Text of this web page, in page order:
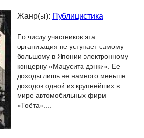
Жанр(ы): Публицистика
По числу участников эта
организация не уступает самому
большому в Японии электронному
концерну «Мацусита дэнки». Ее
доходы лишь не намного меньше
доходов одной из крупнейших в
мире автомобильных фирм
«Тоёта»....